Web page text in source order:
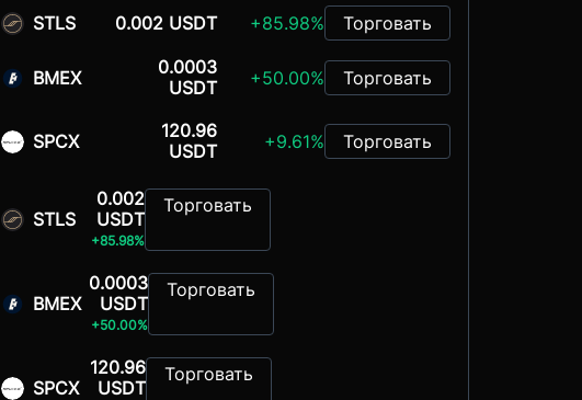
STLS 0.002 USDT +85.98% Торговать
BMEX
0.0003
USDT
+50.00% Торговать
SPCX
120.96
USDT
+9.61% Торговать
STLS
0.002
USDT
+85.98%
Торговать
BMEX
0.0003
USDT
+50.00%
Торговать
SPCX
120.96
USDT
Торговать